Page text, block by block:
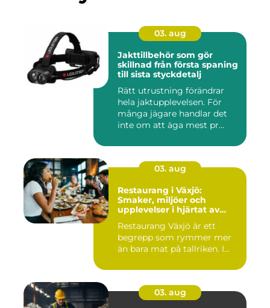
03. aug
Jakttillbehör som gör
skillnad från första spaning
till sista styckdetalj
Rätt utrustning förändrar
hela jaktupplevelsen. För
många jägare handlar det
inte om att äga mest pr...
03. aug
Restaurang i Växjö:
Smaker, miljöer och
upplevelser i hjärtat av
Restaurang Växjö är ett
begrepp som rymmer mer
än bara mat på tallriken. I...
03. aug